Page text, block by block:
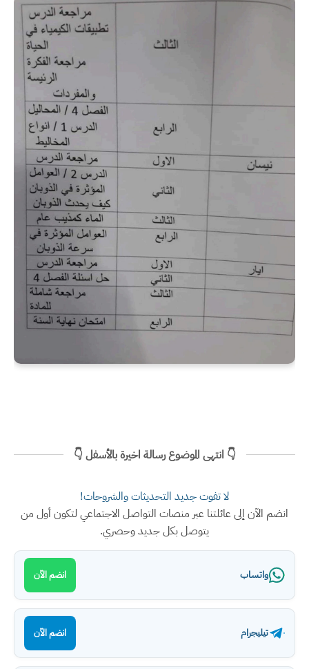
👇 انتهى الموضوع رسالة اخيرة بالأسفل 👇
لا تفوت جديد التحديثات والشروحات!
انضم الآن إلى عائلتنا عبر منصات التواصل الاجتماعي لتكون أول من
يتوصل بكل جديد وحصري.
واتساب انضم الآن
تيليجرام انضم الآن